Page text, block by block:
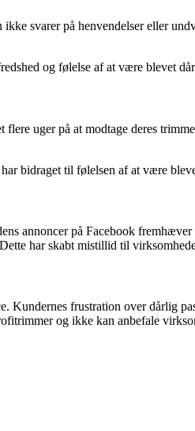
svarer på henvendelser eller
og følelse af at være blevet
uger på at modtage deres
bidraget til følelsen af at være
annoncer på Facebook
har skabt mistillid til
Kundernes frustration over dårlig
og ikke kan anbefale